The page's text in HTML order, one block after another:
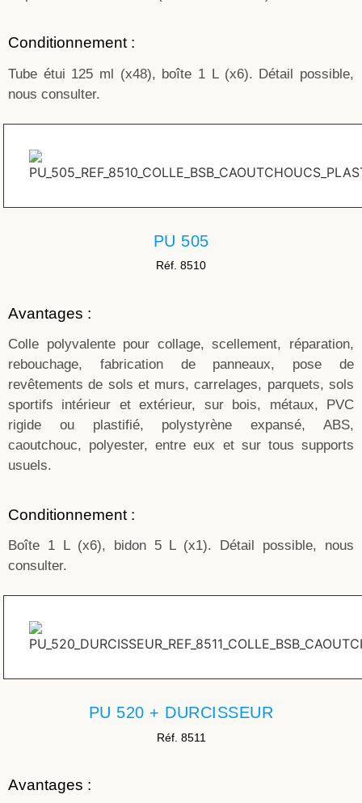
Conditionnement :
Tube étui 125 ml (x48), boîte 1 L (x6). Détail possible,
nous consulter.
PU 505
Réf. 8510
Avantages :
Colle polyvalente pour collage, scellement, réparation,
rebouchage, fabrication de panneaux, pose de
revêtements de sols et murs, carrelages, parquets, sols
sportifs intérieur et extérieur, sur bois, métaux, PVC
rigide ou plastifié, polystyrène expansé, ABS,
caoutchouc, polyester, entre eux et sur tous supports
usuels.
Conditionnement :
Boîte 1 L (x6), bidon 5 L (x1). Détail possible, nous
consulter.
PU 520 + DURCISSEUR
Réf. 8511
Avantages :